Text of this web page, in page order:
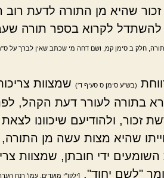
שהיא מן התורה לדעת רוב
להשתדל לקרוא בספר תורה
תורה, חלק ב סימן קמ, ושם דחה מי שכתב שאין לברך על
(בש"ע סימן ס סעיף ד') שמצוות
בתורה לעורר דעת הקהל,
זכור, ולהודיעם שיכוונו
שהיא מצות עשה מן
השומעים ידי חובתן, שמצוות
"לשם יחוד". [ילקו"י מועדים, עמו' רנח